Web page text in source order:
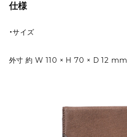
仕様
・サイズ
外寸 約 W 110 × H 70 × D 12 mm